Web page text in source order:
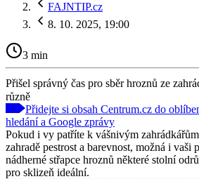
FAJNTIP.cz
8. 10. 2025, 19:00
3 min
Přišel správný čas pro sběr hroznů ze
různě
Přidejte si obsah Centrum.cz do
hledání a Google zprávy
Pokud i vy patříte k vášnivým
zahradě pestrost a barevnost, možná i
nádherné střapce hroznů některé stolní
pro sklizeň ideální.